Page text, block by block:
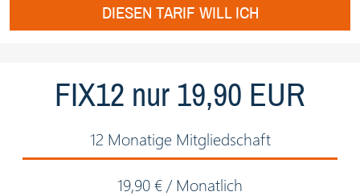
DIESEN TARIF WILL ICH
FIX12 nur 19,90 EUR
12 Monatige Mitgliedschaft
19,90 € / Monatlich